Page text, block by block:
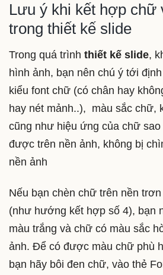
Lưu ý khi kết hợp chữ
trong thiết kế slide
Trong quá trình thiết kế slide,
hình ảnh, bạn nên chú ý tới
kiểu font chữ (có chân hay
hay nét mảnh..), màu sắc chữ,
cũng như hiệu ứng của chữ
được trên nền ảnh, không bị
nền ảnh
Nếu bạn chèn chữ trên nền
(như hướng kết hợp số 4), bạn
màu trắng và chữ có màu sắc
ảnh. Để có được màu chữ phù
bạn hãy bôi đen chữ, vào thẻ